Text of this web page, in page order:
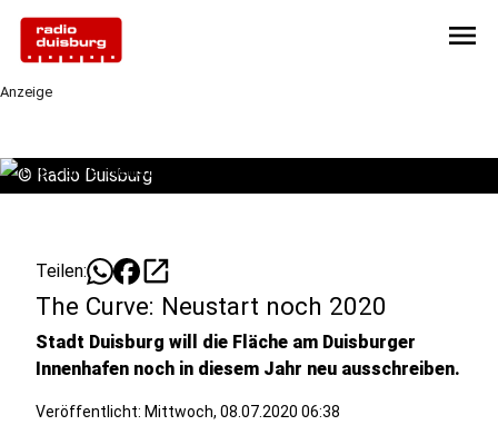
menu
Anzeige
© Radio Duisburg
Teilen: open_in_new
The Curve: Neustart noch 2020
Stadt Duisburg will die Fläche am Duisburger
Innenhafen noch in diesem Jahr neu ausschreiben.
Veröffentlicht: Mittwoch, 08.07.2020 06:38